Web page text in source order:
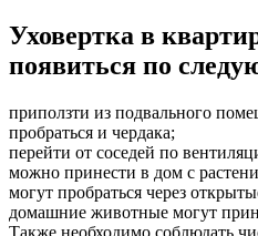
Уховертка в
появиться по
приползти из подвального
пробраться и чердака;
перейти от соседей по
можно принести в дом с
могут пробраться через
домашние животные могут
Также необходимо соблюдать